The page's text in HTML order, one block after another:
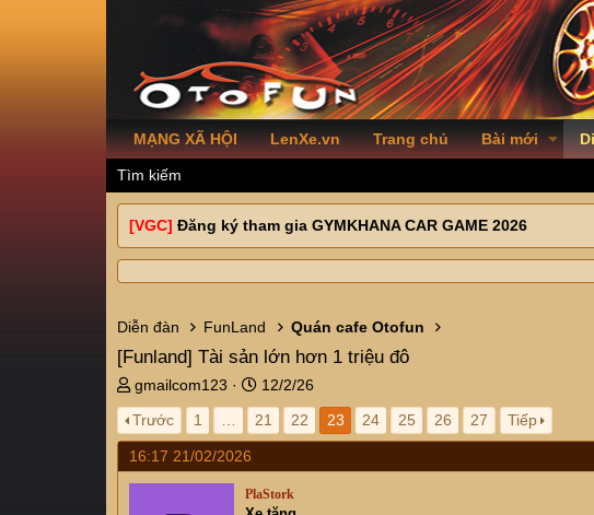
MẠNG XÃ HỘI LenXe.vn Trang chủ Bài mới
Tìm kiếm
[VGC] Đăng ký tham gia GYMKHANA CAR GAME 2026
Diễn đàn FunLand Quán cafe Otofun
[Funland] Tài sản lớn hơn 1 triệu đô
T
h
r
e
a
d
gmailcom123
N
g
à
y
ử
i
12/2/26
Trước
1 21 22 23 24 25 26 27 Tiếp
16:17 21/02/2026
PlaStork